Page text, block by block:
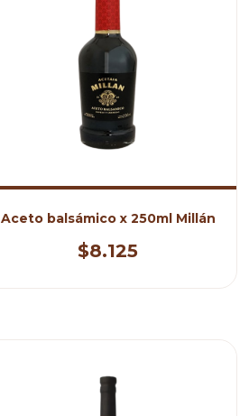
Aceto balsámico x 250ml Millán
$8.125